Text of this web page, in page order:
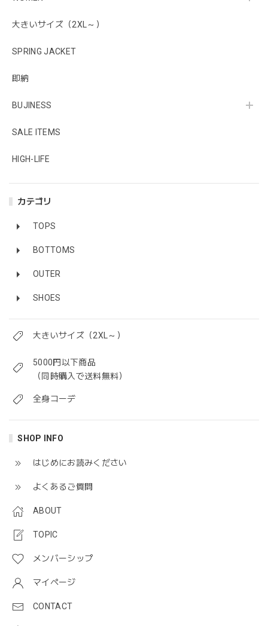
大きいサイズ（2XL～）
SPRING JACKET
即納
BUJINESS
SALE ITEMS
HIGH-LIFE
カテゴリ
TOPS
BOTTOMS
OUTER
SHOES
大きいサイズ（2XL～）
5000円以下商品
（同時購入で送料無料）
全身コーデ
SHOP INFO
はじめにお読みください
よくあるご質問
ABOUT
TOPIC
メンバーシップ
マイページ
CONTACT